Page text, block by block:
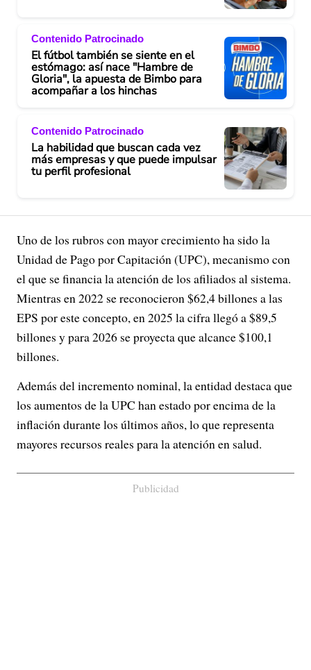
Contenido Patrocinado
El fútbol también se siente en el
estómago: así nace "Hambre de
Gloria", la apuesta de Bimbo para
acompañar a los hinchas
Contenido Patrocinado
La habilidad que buscan cada vez
más empresas y que puede impulsar
tu perfil profesional
Uno de los rubros con mayor crecimiento ha sido la
Unidad de Pago por Capitación (UPC), mecanismo con
el que se financia la atención de los afiliados al sistema.
Mientras en 2022 se reconocieron $62,4 billones a las
EPS por este concepto, en 2025 la cifra llegó a $89,5
billones y para 2026 se proyecta que alcance $100,1
billones.
Además del incremento nominal, la entidad destaca que
los aumentos de la UPC han estado por encima de la
inflación durante los últimos años, lo que representa
mayores recursos reales para la atención en salud.
Publicidad